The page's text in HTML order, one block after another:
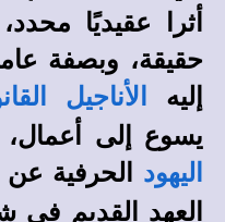
أثرا عقيديًا
حقيقة، وبصفة
إليه
الأناجيل
يسوع إلى
اليهود الحرفية
العهد القديم في